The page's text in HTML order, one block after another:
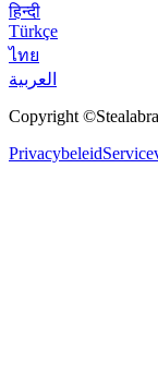
हिन्दी
Türkçe
ไทย
العربية
Copyright
Privacybeleid